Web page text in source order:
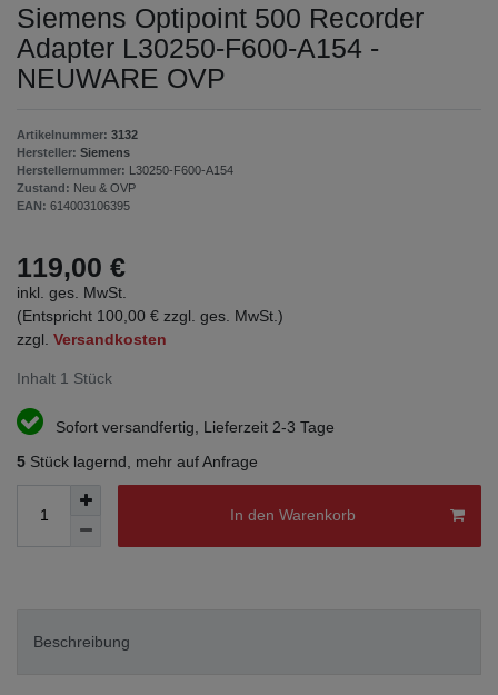
Siemens Optipoint 500 Recorder
Adapter L30250-F600-A154 -
NEUWARE OVP
Artikelnummer: 3132
Hersteller: Siemens
Herstellernummer: L30250-F600-A154
Zustand: Neu & OVP
EAN: 614003106395
119,00 €
inkl. ges. MwSt.
(Entspricht 100,00 € zzgl. ges. MwSt.)
zzgl. Versandkosten
Inhalt 1 Stück
Sofort versandfertig, Lieferzeit 2-3 Tage
5 Stück lagernd, mehr auf Anfrage
In den Warenkorb
Beschreibung